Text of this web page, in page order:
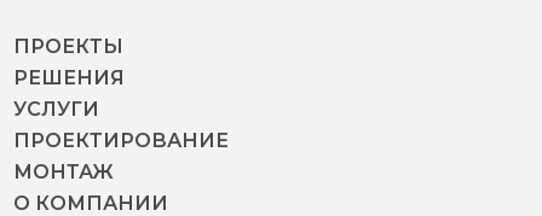
ПРОЕКТЫ
РЕШЕНИЯ
УСЛУГИ
ПРОЕКТИРОВАНИЕ
МОНТАЖ
О КОМПАНИИ